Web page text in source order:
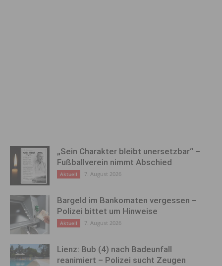
„Sein Charakter bleibt unersetzbar“ –
Fußballverein nimmt Abschied
Aktuell 7. August 2026
Bargeld im Bankomaten vergessen –
Polizei bittet um Hinweise
Aktuell 7. August 2026
Lienz: Bub (4) nach Badeunfall
reanimiert – Polizei sucht Zeugen